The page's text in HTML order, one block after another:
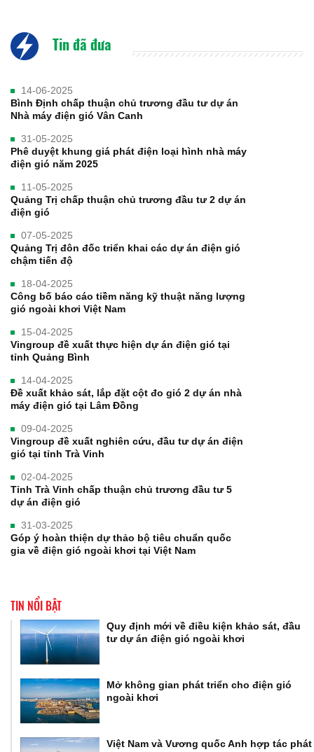
Tin đã đưa
14-06-2025
Bình Định chấp thuận chủ trương đầu tư dự án
Nhà máy điện gió Vân Canh
31-05-2025
Phê duyệt khung giá phát điện loại hình nhà máy
điện gió năm 2025
11-05-2025
Quảng Trị chấp thuận chủ trương đầu tư 2 dự án
điện gió
07-05-2025
Quảng Trị đôn đốc triển khai các dự án điện gió
chậm tiến độ
18-04-2025
Công bố báo cáo tiềm năng kỹ thuật năng lượng
gió ngoài khơi Việt Nam
15-04-2025
Vingroup đề xuất thực hiện dự án điện gió tại
tỉnh Quảng Bình
14-04-2025
Đề xuất khảo sát, lắp đặt cột đo gió 2 dự án nhà
máy điện gió tại Lâm Đồng
09-04-2025
Vingroup đề xuất nghiên cứu, đầu tư dự án điện
gió tại tỉnh Trà Vinh
02-04-2025
Tỉnh Trà Vinh chấp thuận chủ trương đầu tư 5
dự án điện gió
31-03-2025
Góp ý hoàn thiện dự thảo bộ tiêu chuẩn quốc
gia về điện gió ngoài khơi tại Việt Nam
TIN NỔI BẬT
Quy định mới về điều kiện khảo sát, đầu
tư dự án điện gió ngoài khơi
Mở không gian phát triển cho điện gió
ngoài khơi
Việt Nam và Vương quốc Anh hợp tác phát